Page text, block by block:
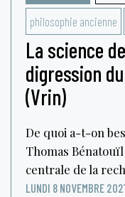
philosophie ancienne
La science
digression
(Vrin)
De quoi a-t-on
Thomas
centrale de la
LUNDI 8 NOVEMBRE